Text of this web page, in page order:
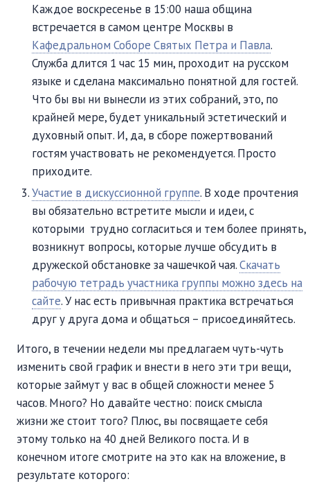
Каждое воскресенье в 15:00 наша община
встречается в самом центре Москвы в
Кафедральном Соборе Святых Петра и Павла.
Служба длится 1 час 15 мин, проходит на русском
языке и сделана максимально понятной для гостей.
Что бы вы ни вынесли из этих собраний, это, по
крайней мере, будет уникальный эстетический и
духовный опыт. И, да, в сборе пожертвований
гостям участвовать не рекомендуется. Просто
приходите.
Участие в дискуссионной группе. В ходе прочтения
вы обязательно встретите мысли и идеи, с
которыми трудно согласиться и тем более принять,
возникнут вопросы, которые лучше обсудить в
дружеской обстановке за чашечкой чая.Скачать
рабочую тетрадь участника группы можно здесь на
сайте. У нас есть привычная практика встречаться
друг у друга дома и общаться – присоединяйтесь.
Итого, в течении недели мы предлагаем чуть-чуть
изменить свой график и внести в него эти три вещи,
которые займут у вас в общей сложности менее 5
часов. Много? Но давайте честно: поиск смысла
жизни же стоит того? Плюс, вы посвящаете себя
этому только на 40 дней Великого поста. И в
конечном итоге смотрите на это как на вложение, в
результате которого: